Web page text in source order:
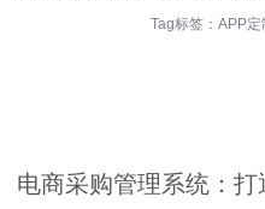
Tag标签：APP定
电商采购管理系统：